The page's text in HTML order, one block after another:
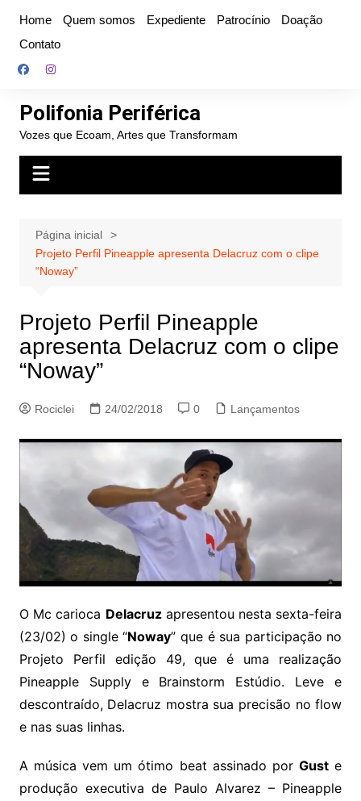
conteúdo
Home Quem somos Expediente Patrocínio
Doação
Contato
Polifonia Periférica
Vozes que Ecoam, Artes que Transformam
Página inicial
Projeto Perfil Pineapple apresenta Delacruz com o clipe
“Noway”
Projeto Perfil Pineapple
apresenta Delacruz com o clipe
“Noway”
Rociclei 24/02/2018 0 Lançamentos
O Mc carioca Delacruzapresentou nesta sexta-feira
(23/02) o single “Noway” que é sua participação no
Projeto Perfil edição 49, que é uma realização
Pineapple Supply e Brainstorm Estúdio. Leve e
descontraído, Delacruz mostra sua precisão no flow
e nas suas linhas.
A música vem um ótimo beat assinado por Guste
produção executiva de Paulo Alvarez – Pineapple